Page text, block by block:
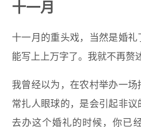
十一月
十一月的重头戏，当然是婚
能写上上万字了。我就不再赘
我曾经以为，在农村举办一
常扎人眼球的，是会引起非
去办这个婚礼的时候，你已